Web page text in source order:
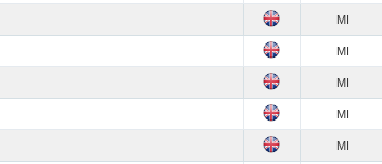
MI
MI
MI
MI
MI